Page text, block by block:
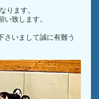
ります。
致します。
いまして誠に有難う